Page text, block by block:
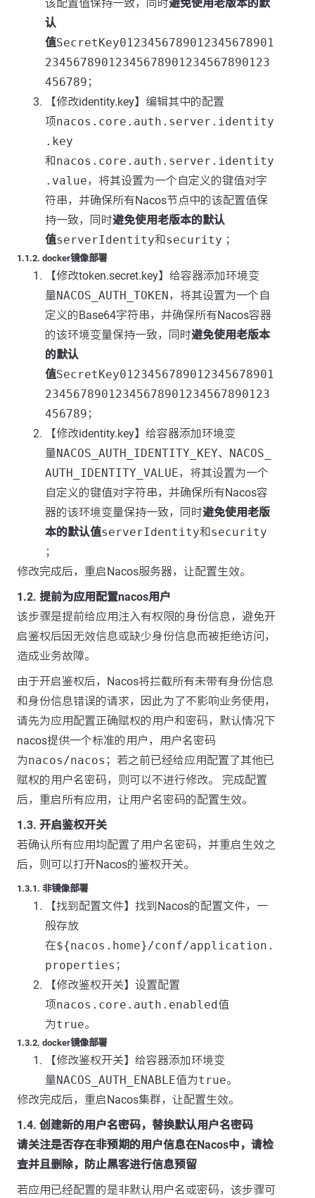
该配置值保持一致，同时避免使用老版本的默
认
值SecretKey0123456789012345678901
23456789012345678901234567890123
456789 ；
【修改identity.key】编辑其中的配置
项nacos.core.auth.server.identity
.key
和nacos.core.auth.server.identity
.value，将其设置为一个自定义的键值对字
符串，并确保所有Nacos节点中的该配置值保
持一致，同时避免使用老版本的默认
值serverIdentity和security ；
1.1.2. docker镜像部署
【修改token.secret.key】给容器添加环境变
量NACOS_AUTH_TOKEN，将其设置为一个自
定义的Base64字符串，并确保所有Nacos容器
的该环境变量保持一致，同时避免使用老版本
的默认
值SecretKey0123456789012345678901
23456789012345678901234567890123
456789 ；
【修改identity.key】给容器添加环境变
量NACOS_AUTH_IDENTITY_KEY、 NACOS_
AUTH_IDENTITY_VALUE，将其设置为一个
自定义的键值对字符串，并确保所有Nacos容
器的该环境变量保持一致，同时避免使用老版
本的默认值serverIdentity和security
；
修改完成后，重启Nacos服务器，让配置生效。
1.2. 提前为应用配置nacos用户
该步骤是提前给应用注入有权限的身份信息，避免开
启鉴权后因无效信息或缺少身份信息而被拒绝访问，
造成业务故障。
由于开启鉴权后，Nacos将拦截所有未带有身份信息
和身份信息错误的请求，因此为了不影响业务使用，
请先为应用配置正确赋权的用户和密码，默认情况下
nacos提供一个标准的用户，用户名密码
为nacos/nacos ；若之前已经给应用配置了其他已
赋权的用户名密码，则可以不进行修改。 完成配置
后，重启所有应用，让用户名密码的配置生效。
1.3. 开启鉴权开关
若确认所有应用均配置了用户名密码，并重启生效之
后，则可以打开Nacos的鉴权开关。
1.3.1. 非镜像部署
【找到配置文件】找到Nacos的配置文件，一
般存放
在${nacos.home}/conf/application.
properties ；
【修改鉴权开关】设置配置
项nacos.core.auth.enabled值
为true。
1.3.2. docker镜像部署
【修改鉴权开关】给容器添加环境变
量NACOS_AUTH_ENABLE值为true。
修改完成后，重启Nacos集群，让配置生效。
1.4. 创建新的用户名密码，替换默认用户名密码
请关注是否存在非预期的用户信息在Nacos中，请检
查并且删除，防止黑客进行信息预留
若应用已经配置的是非默认用户名或密码，该步骤可